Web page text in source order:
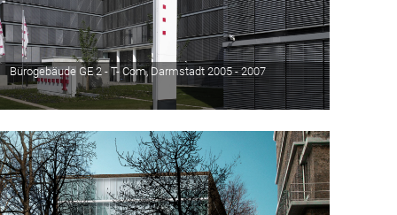
Bürogebäude GE 2 - T- Com, Darmstadt 2005 - 2007